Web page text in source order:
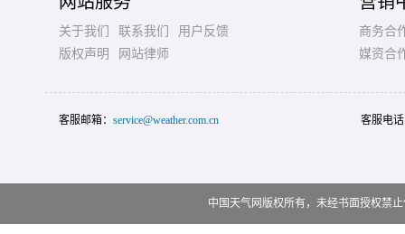
关于我们 联系我们
用户反馈
版权声明
网站律师
商务合
媒资合
客服邮箱： service@weather.com.cn 客服电
中国天气网版权所有，未经书面授权